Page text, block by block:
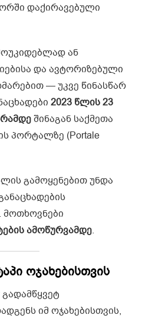
დაქირავებული
ან
და ავტორიზებული
— უკვე წინასწარ
2023 წლის 23
შინაგან საქმეთა
პორტალზე (Portale
გამოყენებით უნდა
ამოწურვამდე.
ოჯახებისთვის
იმ ოჯახებისთვის,